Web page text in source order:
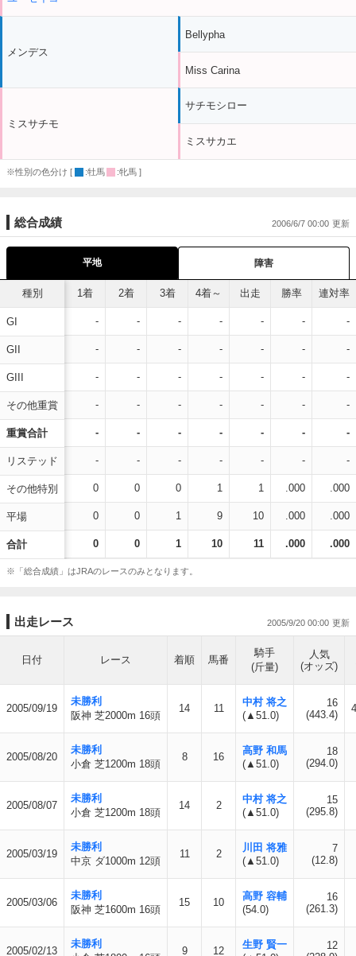
メンデス
ミスサチモ
Bellypha
Miss Carina
サチモシロー
ミスサカエ
※性別の色分け [ :牡馬 :牝馬 ]
総合成績 2006/6/7 00:00
平地 障害
種別
GI
GII
GIII
その他重賞
重賞合計
リステッド
その他特別
平場
合計
1着 2着 3着 4着～ 出走 勝率 連対率
- - - - - - -
- - - - - - -
- - - - - - -
- - - - - - -
- - - - - - -
- - - - - - -
0 0 0 1 1 .000 .000
0 0 1 9 10 .000 .000
0 0 1 10 11 .000 .000
※「総合成績」はJRAのレースのみとなります。
出走レース 2005/9/20 00:00
日付 レース 着順 馬番
騎手
(斤量)
人気
(オッズ)
2005/09/19
未勝利
阪神 芝2000m 16頭
14 11
中村 将之
(▲51.0)
16
(443.4)
2005/08/20
未勝利
小倉 芝1200m 18頭
8 16
高野 和馬
(▲51.0)
18
(294.0)
2005/08/07
未勝利
小倉 芝1200m 18頭
14 2
中村 将之
(▲51.0)
15
(295.8)
2005/03/19
未勝利
中京 ダ1000m 12頭
11 2
川田 将雅
(▲51.0)
7
(12.8)
2005/03/06
未勝利
阪神 芝1600m 16頭
15 10
高野 容輔
(54.0)
16
(261.3)
2005/02/13
未勝利
9 12
生野 賢一
12